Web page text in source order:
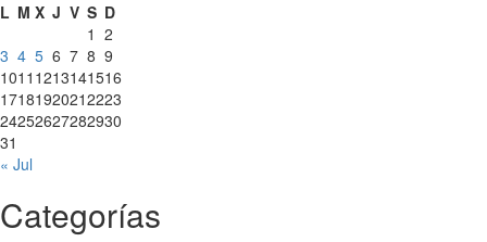
L M X J V S D
1 2
3 4 5 6 7 8 9
1011 1213141516
17181920212223
24252627282930
31
« Jul
Categorías